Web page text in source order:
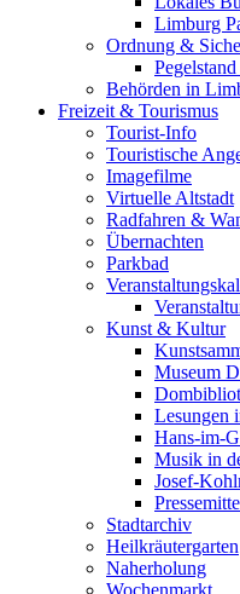
Limburg
Ordnung &
Behörden in
Freizeit & Tourismus
Tourist-Info
Touristische
Imagefilme
Virtuelle Altstadt
Radfahren &
Übernachten
Parkbad
Kunst & Kultur
Museum
Lesungen
Hans-im-
Musik in
Josef-
Stadtarchiv
Heilkräutergarten
Naherholung
Wochenmarkt